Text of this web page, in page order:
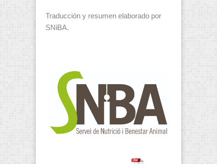
Traducción y resumen elaborado por
SNiBA.